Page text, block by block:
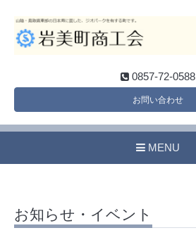
0857-72-0588
お問い合わせ
MENU
お知らせ・イベント